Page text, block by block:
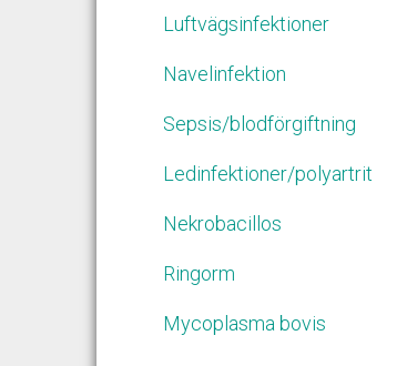
Luftvägsinfektioner
Navelinfektion
Sepsis/blodförgiftning
Ledinfektioner/polyartrit
Nekrobacillos
Ringorm
Mycoplasma bovis